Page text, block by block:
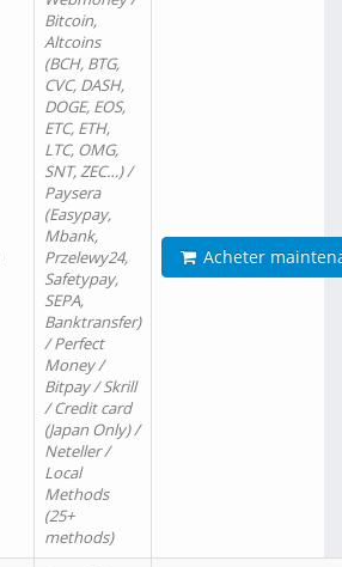
Bitcoin,
Altcoins
(BCH, BTG,
CVC, DASH,
DOGE, EOS,
ETC, ETH,
LTC, OMG,
SNT, ZEC…) /
Paysera
(Easypay,
Mbank,
Przelewy24,
Safetypay,
SEPA,
Banktransfer)
/ Perfect
Money /
Bitpay / Skrill
/ Credit card
(Japan Only) /
Neteller /
Local
Methods
(25+
methods)
Acheter